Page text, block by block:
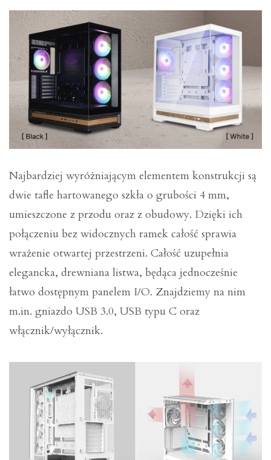
Najbardziej wyróżniającym elementem konstrukcji są
dwie tafle hartowanego szkła o grubości 4 mm,
umieszczone z przodu oraz z obudowy. Dzięki ich
połączeniu bez widocznych ramek całość sprawia
wrażenie otwartej przestrzeni. Całość uzupełnia
elegancka, drewniana listwa, będąca jednocześnie
łatwo dostępnym panelem I/O. Znajdziemy na nim
m.in. gniazdo USB 3.0, USB typu C oraz
włącznik/wyłącznik.